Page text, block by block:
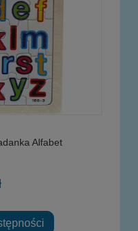
Alfabet